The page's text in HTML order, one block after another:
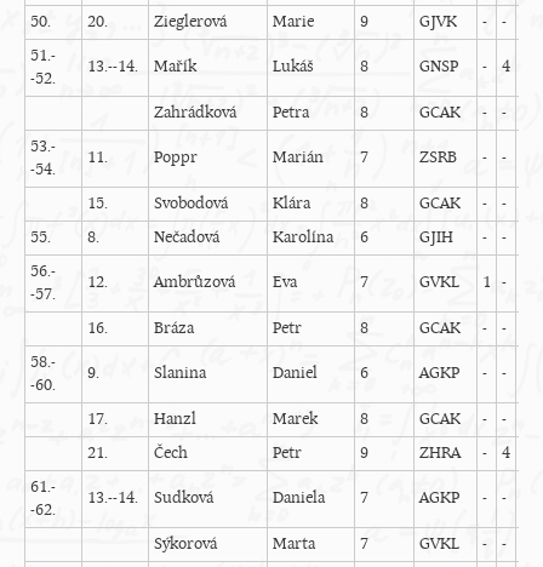
50.
20. Zieglerová Marie 9 GJVK - -
51.-
-52.
13.--14. Mařík Lukáš 8 GNSP - 4
Zahrádková Petra 8 GCAK - -
53.-
-54.
11. Poppr Marián 7 ZSRB - -
15. Svobodová Klára 8 GCAK - -
55.
8. Nečadová Karolína 6 GJIH - -
56.-
-57.
12. Ambrůzová Eva 7 GVKL 1 -
16. Bráza Petr 8 GCAK - -
58.-
-60.
9. Slanina Daniel 6 AGKP - -
17. Hanzl Marek 8 GCAK - -
21.
Čech Petr 9 ZHRA - 4
61.-
-62.
13.--14. Sudková Daniela 7 AGKP - -
Sýkorová Marta 7 GVKL - -